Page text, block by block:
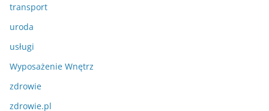
transport
uroda
usługi
Wyposażenie Wnętrz
zdrowie
zdrowie.pl